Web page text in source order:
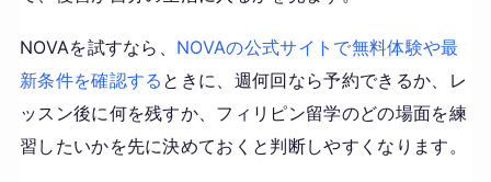
NOVAを試すなら、 NOVAの公式サイトで無料体験や最
新条件を確認する ときに、週何回なら予約できるか、レ
ッスン後に何を残すか、フィリピン留学のどの場面を練
習したいかを先に決めておくと判断しやすくなります。